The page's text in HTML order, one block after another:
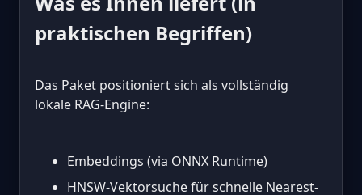
praktischen Begriffen)
Das Paket positioniert sich als vollständig
lokale RAG-Engine:
Embeddings (via ONNX Runtime)
HNSW-Vektorsuche für schnelle Nearest-